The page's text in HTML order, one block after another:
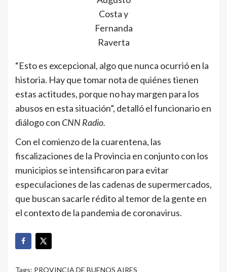
Costa y
Fernanda
Raverta
“Esto es excepcional, algo que nunca ocurrió en la
historia. Hay que tomar nota de quiénes tienen
estas actitudes, porque no hay margen para los
abusos en esta situación”, detalló el funcionario en
diálogo con CNN Radio.
Con el comienzo de la cuarentena, las
fiscalizaciones de la Provincia en conjunto con los
municipios se intensificaron para evitar
especulaciones de las cadenas de supermercados,
que buscan sacarle rédito al temor de la gente en
el contexto de la pandemia de coronavirus.
Tags: PROVINCIA DE BUENOS AIRES